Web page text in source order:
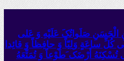
الْحَسَنِ صَلَواتُکَ عَلَیْهِ وَ عَلى
کُلِّ ساعَةٍ وَلِیّاً وَ حافِظاً وَ قائِدا
تُسْکِنَهُ أَرْضَک َطَوْعاً وَ تُمَتِّعَهُ